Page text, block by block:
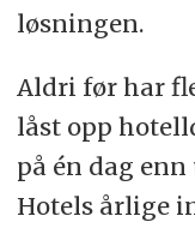
løsningen.
Aldri før har
låst opp
på én dag
Hotels årlige